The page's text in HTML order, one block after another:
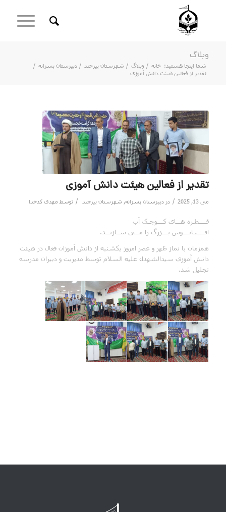
وبلاگ
شما اینجا هستید: خانه / وبلاگ / شهرستان بیرجند / دبیرستان پسرانه /
تقدیر از فعالین هیئت دانش آموزی
تقدیر از فعالین هیئت دانش آموزی
می 13, 2025 / در دبیرستان پسرانه, شهرستان بیرجند / توسط مهدی کدخدا
قـــــطـره هـــای کــــوچـک آب
اقـــــیـانــــوس بــــزرگ را مـــی ســازنـــد.
همزمان با نماز ظهر و عصر امروز یکشنبه از دانش آموزان فعال در هیئت
دانش آموزی سیدالشهداء علیه السلام توسط مدیریت و دبیران مدرسه
تجلیل شد.